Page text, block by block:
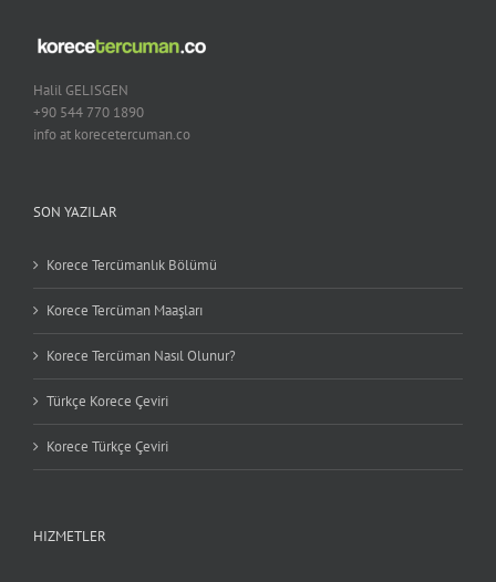
Halil GELISGEN
+90 544 770 1890
info at korecetercuman.co
SON YAZILAR
Korece Tercümanlık Bölümü
Korece Tercüman Maaşları
Korece Tercüman Nasıl Olunur?
Türkçe Korece Çeviri
Korece Türkçe Çeviri
HIZMETLER